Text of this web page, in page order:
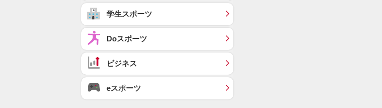
学生スポーツ
Doスポーツ
ビジネス
eスポーツ